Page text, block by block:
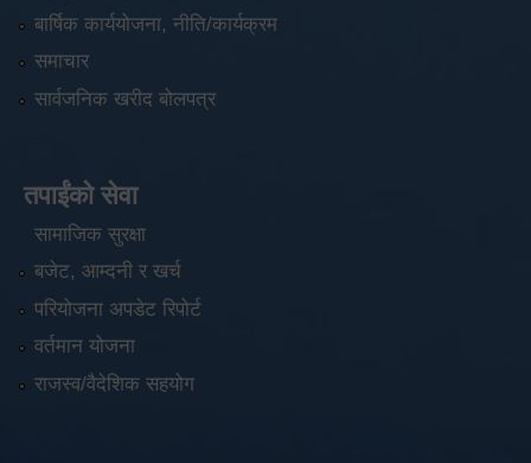
बार्षिक कार्ययोजना, नीति/कार्यक्रम
समाचार
सार्वजनिक खरीद बोलपत्र
तपाईंको सेवा
सामाजिक सुरक्षा
बजेट, आम्दनी र खर्च
परियोजना अपडेट रिपोर्ट
वर्तमान योजना
राजस्व/वैदेशिक सहयोग